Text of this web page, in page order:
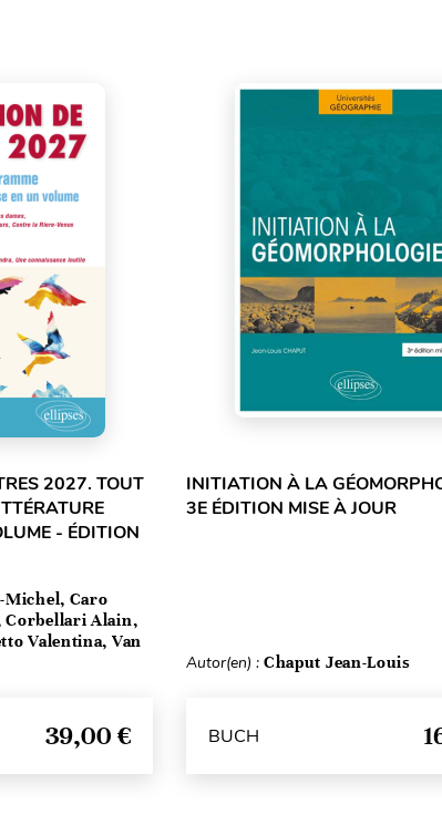
2027. TOUT
- ÉDITION
Michel, Caro
Corbellari Alain,
Valentina, Van
39,00 €
INITIATION À LA
3E ÉDITION MISE À JOUR
Autor(en) : Chaput Jean-Louis
BUCH